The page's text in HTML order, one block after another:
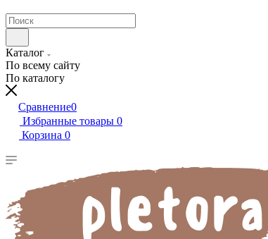
Каталог
По всему сайту
По каталогу
Сравнение0
Избранные товары 0
Корзина 0